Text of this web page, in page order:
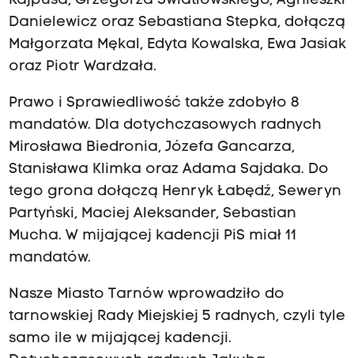
Danielewicz oraz Sebastiana Stepka, dołączą
Małgorzata Mękal, Edyta Kowalska, Ewa Jasiak
oraz Piotr Wardzała.
Prawo i Sprawiedliwość także zdobyło 8
mandatów. Dla dotychczasowych radnych
Mirosława Biedronia, Józefa Gancarza,
Stanisława Klimka oraz Adama Sajdaka. Do
tego grona dołączą Henryk Łabędź, Seweryn
Partyński, Maciej Aleksander, Sebastian
Mucha. W mijającej kadencji PiS miał 11
mandatów.
Nasze Miasto Tarnów wprowadziło do
tarnowskiej Rady Miejskiej 5 radnych, czyli tyle
samo ile w mijającej kadencji.